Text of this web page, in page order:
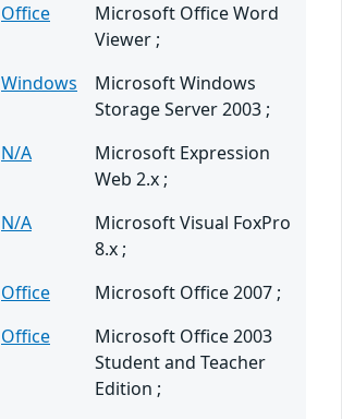
Office
Microsoft Office Word
Viewer ;
Windows
Microsoft Windows
Storage Server 2003 ;
N/A
Microsoft Expression
Web 2.x ;
N/A
Microsoft Visual FoxPro
8.x ;
Office
Microsoft Office 2007 ;
Office
Microsoft Office 2003
Student and Teacher
Edition ;